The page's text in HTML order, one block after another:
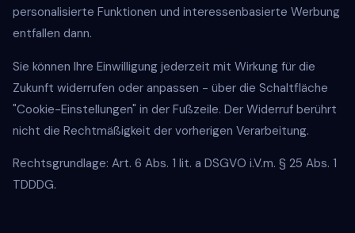
personalisierte Funktionen und interessenbasierte Werbung
entfallen dann.
Sie können Ihre Einwilligung jederzeit mit Wirkung für die
Zukunft widerrufen oder anpassen - über die Schaltfläche
"Cookie-Einstellungen" in der Fußzeile. Der Widerruf berührt
nicht die Rechtmäßigkeit der vorherigen Verarbeitung.
Rechtsgrundlage: Art. 6 Abs. 1 lit. a DSGVO i.V.m. § 25 Abs. 1
TDDDG.